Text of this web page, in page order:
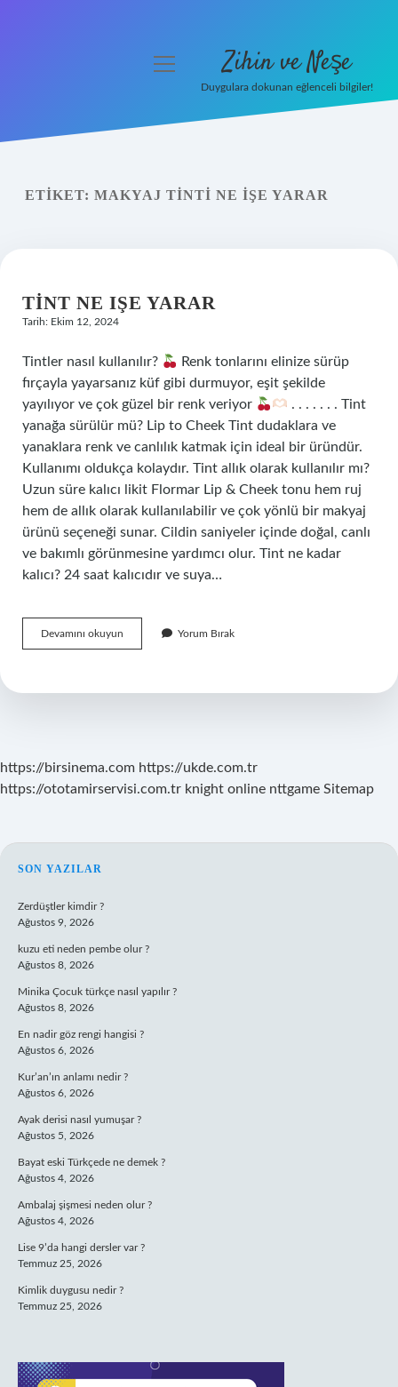
Yasal Uyarı
menüyü
Zihin ve Neşe
Duygulara dokunan eğlenceli bilgiler!
ETIKET: MAKYAJ TINTI NE IŞE YARAR
TINT NE IŞE YARAR
Tarih: Ekim 12, 2024
Tintler nasıl kullanılır?
Renk tonlarını elinize sürüp
fırçayla yayarsanız küf gibi durmuyor, eşit şekilde
yayılıyor ve çok güzel bir renk veriyor
. . . . . . . Tint
yanağa sürülür mü? Lip to Cheek Tint dudaklara ve
yanaklara renk ve canlılık katmak için ideal bir üründür.
Kullanımı oldukça kolaydır. Tint allık olarak kullanılır mı?
Uzun süre kalıcı likit Flormar Lip & Cheek tonu hem ruj
hem de allık olarak kullanılabilir ve çok yönlü bir makyaj
ürünü seçeneği sunar. Cildin saniyeler içinde doğal, canlı
ve bakımlı görünmesine yardımcı olur. Tint ne kadar
kalıcı? 24 saat kalıcıdır ve suya…
Devamını okuyun
Ne
Yorum Bırak
https://birsinema.com https://ukde.com.tr
https://ototamirservisi.com.tr knight online nttgame Sitemap
SIDEBAR
SON YAZILAR
Zerdüştler kimdir ?
Ağustos 9, 2026
kuzu eti neden pembe olur ?
Ağustos 8, 2026
Minika Çocuk türkçe nasıl yapılır ?
Ağustos 8, 2026
En nadir göz rengi hangisi ?
Ağustos 6, 2026
Kur’an’ın anlamı nedir ?
Ağustos 6, 2026
Ayak derisi nasıl yumuşar ?
Ağustos 5, 2026
Bayat eski Türkçede ne demek ?
Ağustos 4, 2026
Ambalaj şişmesi neden olur ?
Ağustos 4, 2026
Lise 9’da hangi dersler var ?
Temmuz 25, 2026
Kimlik duygusu nedir ?
Temmuz 25, 2026